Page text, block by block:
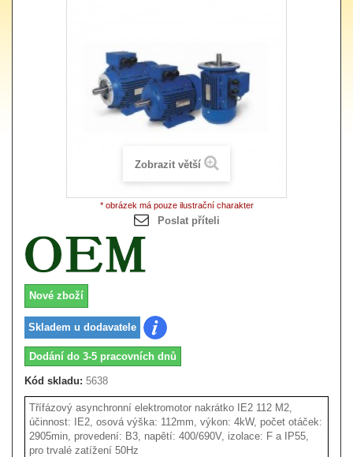
Zobrazit větší
* obrázek má pouze ilustrační charakter
Poslat příteli
Nové zboží
Skladem u dodavatele
Dodání do 3-5 pracovních dnů
Kód skladu: 5638
Třífázový asynchronní elektromotor nakrátko IE2 112 M2,
účinnost: IE2, osová výška: 112mm, výkon: 4kW, počet otáček:
2905min, provedení: B3, napětí: 400/690V, izolace: F a IP55,
pro trvalé zatížení 50Hz